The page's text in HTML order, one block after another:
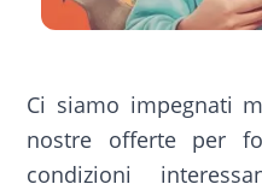
Ci siamo impegnati
nostre offerte per
condizioni